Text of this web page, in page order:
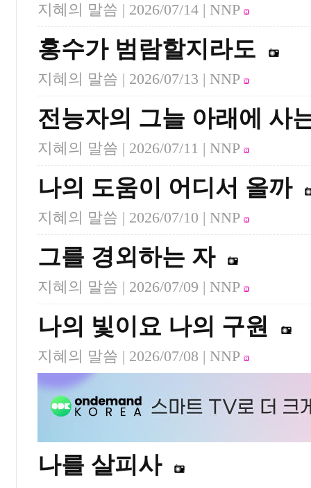
지혜의 말씀 | 2026/07/14 | NNP
홍수가 범람할지라도
지혜의 말씀 | 2026/07/13 | NNP
전능자의 그늘 아래에 사
지혜의 말씀 | 2026/07/11 | NNP
나의 도움이 어디서 올까
지혜의 말씀 | 2026/07/10 | NNP
그를 경외하는 자
지혜의 말씀 | 2026/07/09 | NNP
나의 빛이요 나의 구원
지혜의 말씀 | 2026/07/08 | NNP
나를 살피사